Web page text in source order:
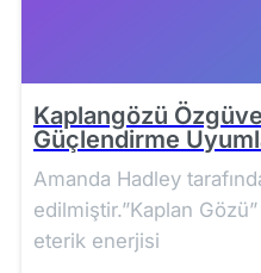
Kaplangözü
Güçlendirme
Amanda Hadley
edilmiştir.”Kaplan
eterik enerjisi